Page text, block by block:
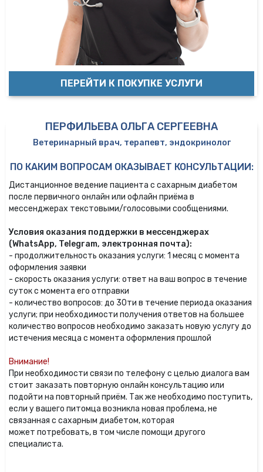
ПЕРЕЙТИ К ПОКУПКЕ УСЛУГИ
ПЕРФИЛЬЕВА ОЛЬГА СЕРГЕЕВНА
Ветеринарный врач, терапевт, эндокринолог
ПО КАКИМ ВОПРОСАМ ОКАЗЫВАЕТ КОНСУЛЬТАЦИИ:
Дистанционное ведение пациента с сахарным диабетом
после первичного онлайн или офлайн приёма в
мессенджерах текстовыми/голосовыми сообщениями.
Условия оказания поддержки в мессенджерах
(WhatsApp, Telegram, электронная почта):
- продолжительность оказания услуги: 1 месяц с момента
оформления заявки
- скорость оказания услуги: ответ на ваш вопрос в течение
суток с момента его отправки
- количество вопросов: до 30ти в течение периода оказания
услуги; при необходимости получения ответов на большее
количество вопросов необходимо заказать новую услугу до
истечения месяца с момента оформления прошлой
Внимание!
При необходимости связи по телефону с целью диалога вам
стоит заказать повторную онлайн консультацию или
подойти на повторный приём. Так же необходимо поступить,
если у вашего питомца возникла новая проблема, не
связанная с сахарным диабетом, которая
может потребовать, в том числе помощи другого
специалиста.